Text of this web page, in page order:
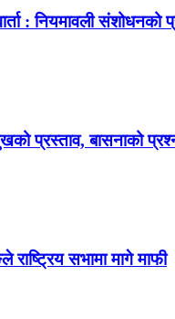
: नियमावली
प्रस्ताव, बासनाको
राष्ट्रिय सभामा मागे माफी